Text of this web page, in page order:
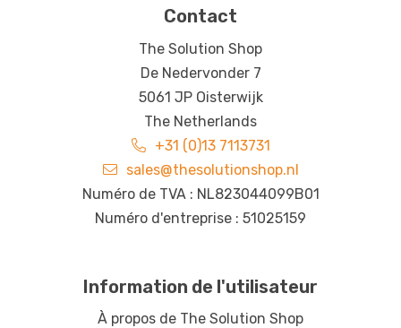
Contact
The Solution Shop
De Nedervonder 7
5061 JP Oisterwijk
The Netherlands
+31 (0)13 7113731
sales@thesolutionshop.nl
Numéro de TVA : NL823044099B01
Numéro d'entreprise : 51025159
Information de l'utilisateur
À propos de The Solution Shop